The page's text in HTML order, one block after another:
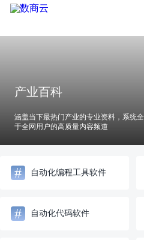
涵盖当下最热门产业的专业资料，系统
于全网用户的高质量内容频道
产业百科
# 自动化编程工具软件
# 自动化代码软件